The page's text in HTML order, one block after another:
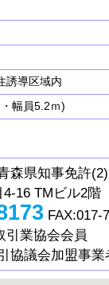
誘導区域内
幅員5.2ｍ)
県知事免許
16 TMビル2階
FAX:017-
引業協会会員
協議会加盟事業